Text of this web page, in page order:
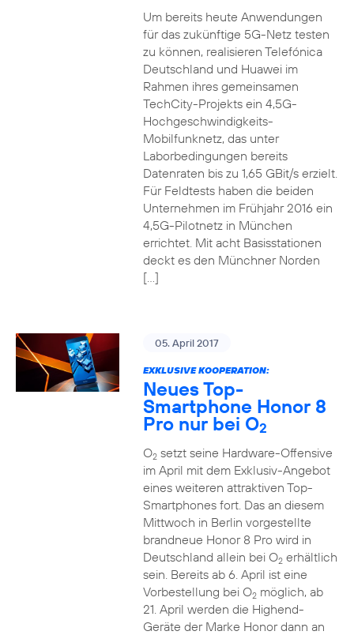
Um bereits heute Anwendungen
für das zukünftige 5G-Netz testen
zu können, realisieren Telefónica
Deutschland und Huawei im
Rahmen ihres gemeinsamen
TechCity-Projekts ein 4,5G-
Hochgeschwindigkeits-
Mobilfunknetz, das unter
Laborbedingungen bereits
Datenraten bis zu 1,65 GBit/s erzielt.
Für Feldtests haben die beiden
Unternehmen im Frühjahr 2016 ein
4,5G-Pilotnetz in München
errichtet. Mit acht Basisstationen
deckt es den Münchner Norden
[…]
05. April 2017
EXKLUSIVE KOOPERATION:
Neues Top-
Smartphone Honor 8
Pro nur bei O2
O2setzt seine Hardware-Offensive
im April mit dem Exklusiv-Angebot
eines weiteren attraktiven Top-
Smartphones fort. Das an diesem
Mittwoch in Berlin vorgestellte
brandneue Honor 8 Pro wird in
Deutschland allein bei O2erhältlich
sein. Bereits ab 6. April ist eine
Vorbestellung bei O2möglich, ab
21. April werden die Highend-
Geräte der Marke Honor dann an